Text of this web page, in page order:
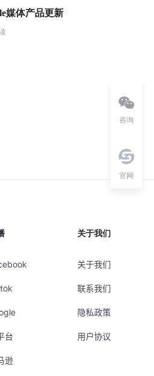
咨询
官网
媒体产品更新
台
逊
关于我们
关于我们
联系我们
隐私政策
用户协议